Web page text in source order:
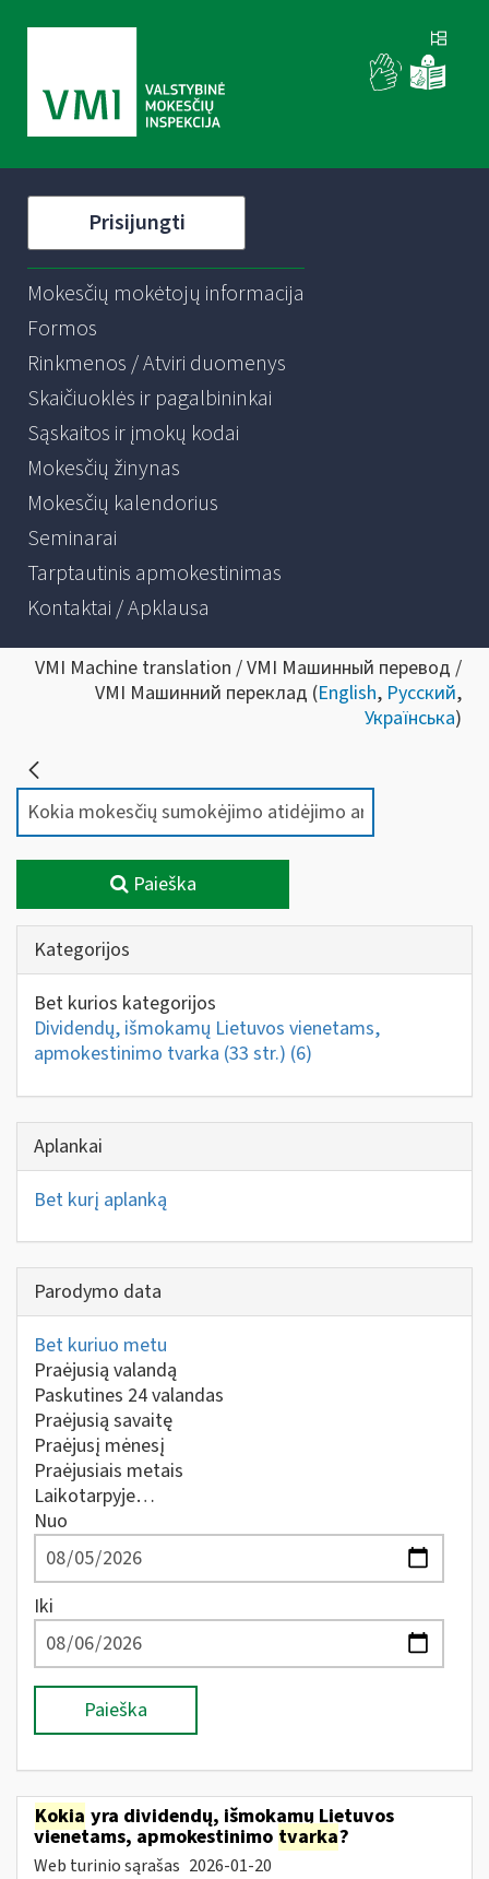
Prisijungti
Mokesčių mokėtojų informacija
Formos
Rinkmenos / Atviri duomenys
Skaičiuoklės ir pagalbininkai
Sąskaitos ir įmokų kodai
Mokesčių žinynas
Mokesčių kalendorius
Seminarai
Tarptautinis apmokestinimas
Kontaktai / Apklausa
VMI Machine translation / VMI Машинный перевод /
VMI Машинний переклад (English, Русский,
Українська)
Paieška
Kategorijos
Bet kurios kategorijos
Dividendų, išmokamų Lietuvos vienetams,
apmokestinimo tvarka (33 str.) (6)
Aplankai
Bet kurį aplanką
Parodymo data
Bet kuriuo metu
Praėjusią valandą
Paskutines 24 valandas
Praėjusią savaitę
Praėjusį mėnesį
Praėjusiais metais
Laikotarpyje…
Nuo
Iki
Paieška
Kokia yra dividendų, išmokamų Lietuvos
vienetams, apmokestinimo tvarka?
Web turinio sąrašas 2026-01-20